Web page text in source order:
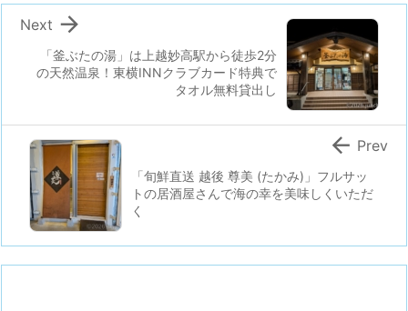
「釜ぶたの湯」は上越妙高駅から徒歩2分
の天然温泉！東横INNクラブカード特典で
タオル無料貸出し

Next
「旬鮮直送 越後 尊美 (たかみ)」フルサッ
トの居酒屋さんで海の幸を美味しくいただ
く
 Prev